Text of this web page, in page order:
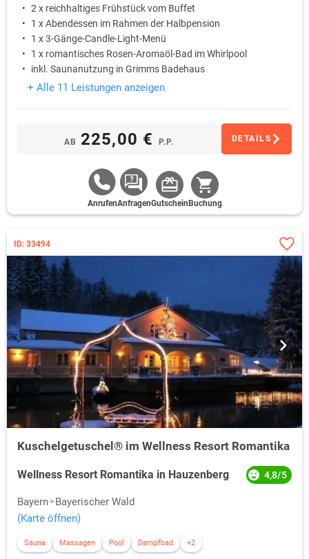
2 x reichhaltiges Frühstück vom Buffet
1 x Abendessen im Rahmen der Halbpension
1 x 3-Gänge-Candle-Light-Menü
1 x romantisches Rosen-Aromaöl-Bad im Whirlpool
inkl. Saunanutzung in Grimms Badehaus
+ Alle 11 Leistungen anzeigen
AB 225,00 € P.P. DETAILS
AnrufenAnfragenGutschein Buchung
ID: 33494
Kuschelgetuschel® im Wellness Resort Romantika
Wellness Resort Romantika in Hauzenberg 4,8/5
Bayern
Bayerischer Wald
(Karte öffnen)
Sauna Massagen Pool Dampfbad +2